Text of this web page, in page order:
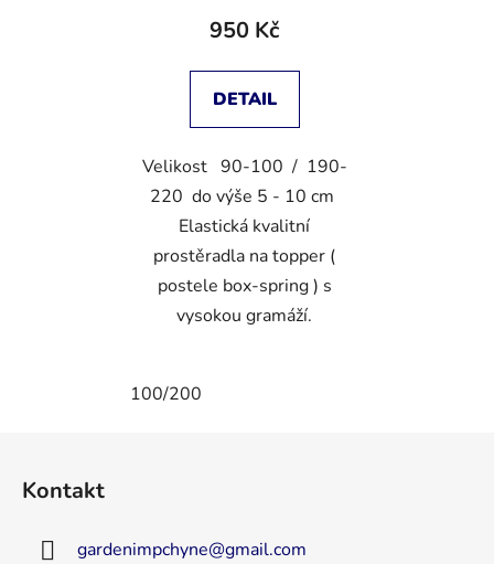
950 Kč
DETAIL
Velikost 90-100 / 190-
220 do výše 5 - 10 cm
Elastická kvalitní
prostěradla na topper (
postele box-spring ) s
vysokou gramáží.
100/200
Kontakt
gardenimpchyne@gmail.com